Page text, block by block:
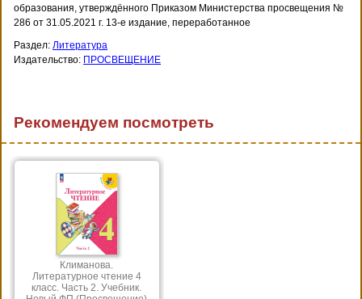
образования, утверждённого Приказом Министерства просвещения №
286 от 31.05.2021 г. 13-е издание, переработанное
Раздел: Литература
Издательство: ПРОСВЕЩЕНИЕ
Рекомендуем посмотреть
Климанова.
Литературное чтение 4
класс. Часть 2. Учебник.